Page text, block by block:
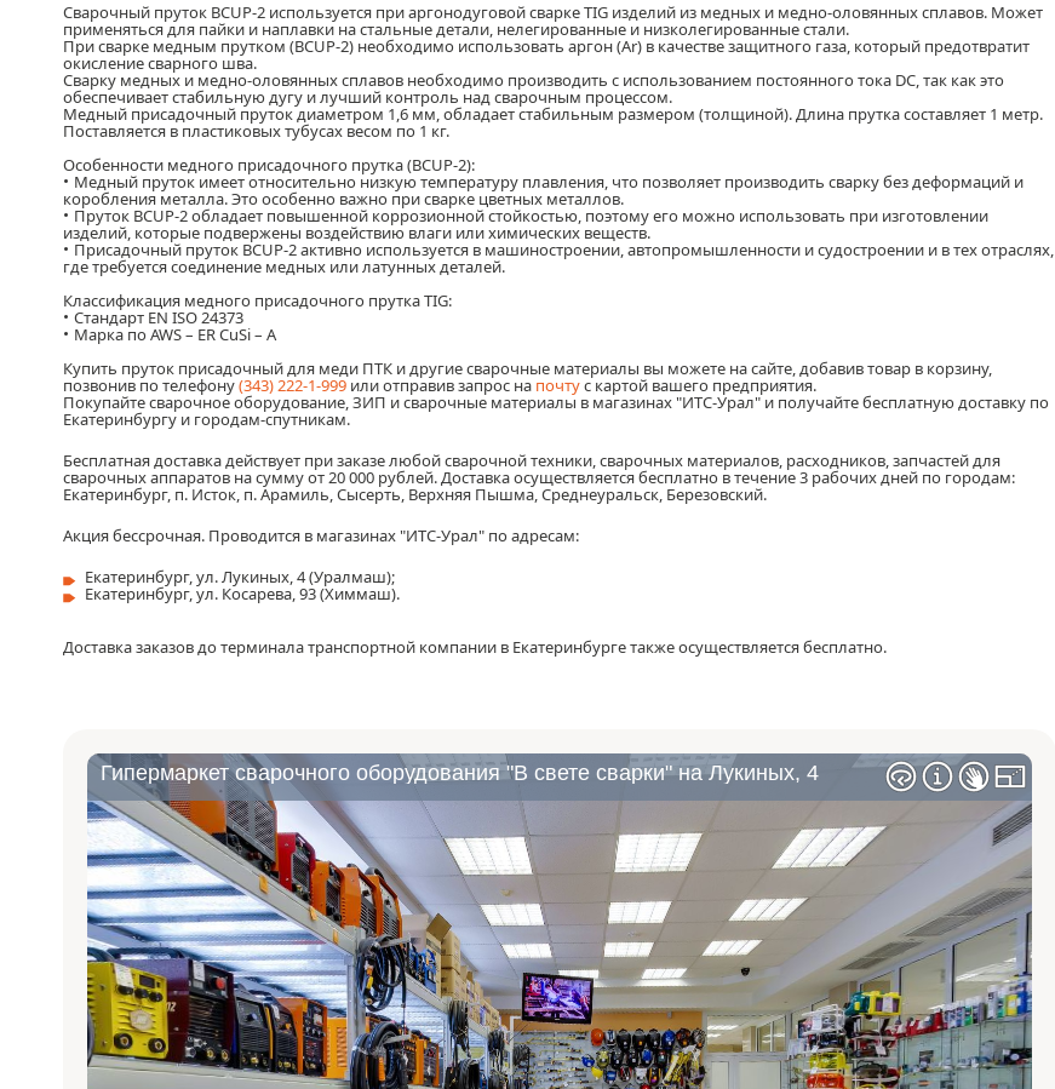
Сварочный пруток BCUP-2 используется при аргонодуговой сварке TIG изделий из медных и медно-оловянных сплавов. Может
применяться для пайки и наплавки на стальные детали, нелегированные и низколегированные стали.
При сварке медным прутком (BCUP-2) необходимо использовать аргон (Ar) в качестве защитного газа, который предотвратит
окисление сварного шва.
Сварку медных и медно-оловянных сплавов необходимо производить с использованием постоянного тока DC, так как это
обеспечивает стабильную дугу и лучший контроль над сварочным процессом.
Медный присадочный пруток диаметром 1,6 мм, обладает стабильным размером (толщиной). Длина прутка составляет 1 метр.
Поставляется в пластиковых тубусах весом по 1 кг.
Особенности медного присадочного прутка (BCUP-2):
• Медный пруток имеет относительно низкую температуру плавления, что позволяет производить сварку без деформаций и
коробления металла. Это особенно важно при сварке цветных металлов.
• Пруток BCUP-2 обладает повышенной коррозионной стойкостью, поэтому его можно использовать при изготовлении
изделий, которые подвержены воздействию влаги или химических веществ.
• Присадочный пруток BCUP-2 активно используется в машиностроении, автопромышленности и судостроении и в тех отраслях,
где требуется соединение медных или латунных деталей.
Классификация медного присадочного прутка TIG:
• Стандарт EN ISO 24373
• Марка по AWS – ER CuSi – A
Купить пруток присадочный для меди ПТК и другие сварочные материалы вы можете на сайте,добавив товар в корзину,
позвонив по телефону(343) 222-1-999 или отправив запрос на почтус картой вашего предприятия.
Покупайте сварочное оборудование, ЗИП и сварочные материалы в магазинах "ИТС-Урал" и получайте бесплатную доставку по
Екатеринбургу и городам-спутникам.
Бесплатная доставкадействует при заказе любой сварочной техники, сварочных материалов, расходников, запчастей для
сварочных аппаратов на суммуот 20 000 рублей. Доставка осуществляется бесплатно в течение 3 рабочих дней по городам:
Екатеринбург, п. Исток, п. Арамиль, Сысерть, Верхняя Пышма, Среднеуральск, Березовский.
Акция бессрочная. Проводится в магазинах "ИТС-Урал" по адресам:
Екатеринбург, ул. Лукиных, 4 (Уралмаш);
Екатеринбург, ул. Косарева, 93 (Химмаш).
Доставказаказовдо терминалатранспортной компании в Екатеринбурге также осуществляетсябесплатно.
Гипермаркет сварочного оборудования "В свете сварки" на Лукиных, 4